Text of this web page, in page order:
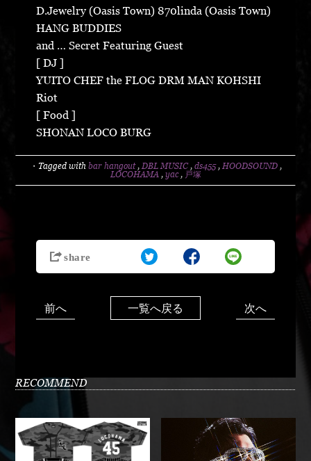
D.Jewelry (Oasis Town) 870linda (Oasis Town)
HANG BUDDIES
and … Secret Featuring Guest
[ DJ ]
YUITO CHEF the FLOG DRM MAN KOHSHI
Riot
[ Food ]
SHONAN LOCO BURG
・Tagged with bar hangout , DBL MUSIC , ds455 , HOODSOUND ,
LOCOHAMA , yac , 戸塚
前へ 一覧へ戻る 次へ
RECOMMEND